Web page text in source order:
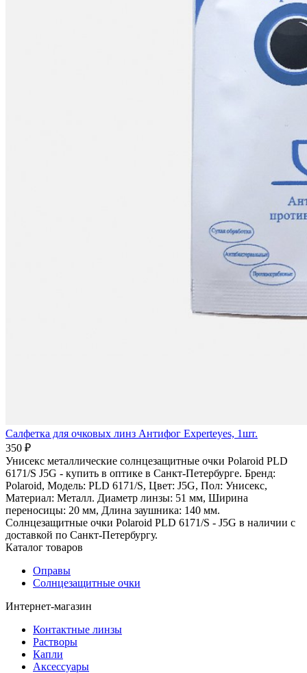
Салфетка для очковых линз Антифог Experteyes, 1шт.
350 ₽
Унисекс металлические солнцезащитные очки Polaroid PLD
6171/S J5G - купить в оптике в Санкт-Петербурге. Бренд:
Polaroid, Модель: PLD 6171/S, Цвет: J5G, Пол: Унисекс,
Материал: Металл. Диаметр линзы: 51 мм, Ширина
переносицы: 20 мм, Длина заушника: 140 мм.
Солнцезащитные очки Polaroid PLD 6171/S - J5G в наличии с
доставкой по Санкт-Петербургу.
Каталог товаров
Оправы
Солнцезащитные очки
Интернет-магазин
Контактные линзы
Растворы
Капли
Аксессуары